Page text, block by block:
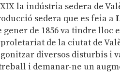
la indústria sedera de
sedera que es feia a
gener de 1856 va tindre
de la ciutat de
diversos disturbis i
i demanar-ne un